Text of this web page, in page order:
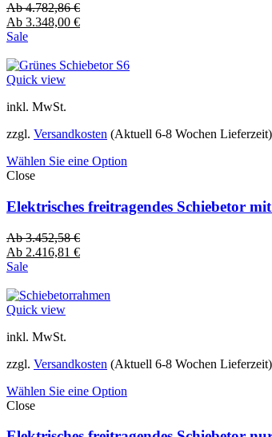
Ab4.782,86€
Ab 3.348,00 €
Sale
Quick view
inkl. MwSt.
zzgl. Versandkosten (Aktuell 6-8 Wochen Lieferzeit)
Wählen Sie eine Option
Close
Elektrisches freitragendes Schiebetor
Ab3.452,58€
Ab 2.416,81 €
Sale
Quick view
inkl. MwSt.
zzgl. Versandkosten (Aktuell 6-8 Wochen Lieferzeit)
Wählen Sie eine Option
Close